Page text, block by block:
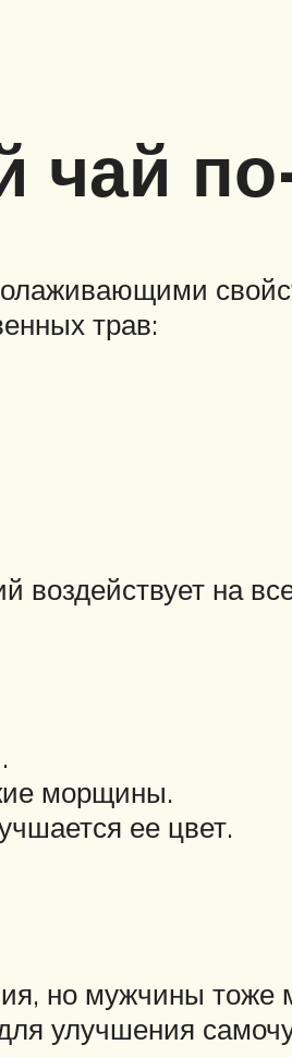
трав:
воздействует на
морщины.
ее цвет.
но мужчины тоже
улучшения